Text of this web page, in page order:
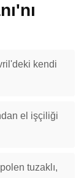
kendi
el işçiliği
tuzaklı,